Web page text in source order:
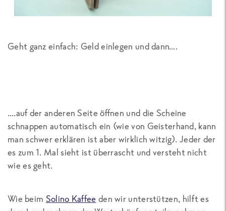
Geht ganz einfach: Geld einlegen und dann….
….auf der anderen Seite öffnen und die Scheine
schnappen automatisch ein (wie von Geisterhand, kann
man schwer erklären ist aber wirklich witzig). Jeder der
es zum 1. Mal sieht ist überrascht und versteht nicht
wie es geht.
Wie beim Solino Kaffee den wir unterstützen, hilft es